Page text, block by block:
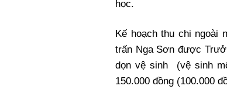
học.
Kế hoạch thu chi ngoài
trấn Nga Sơn được
dọn vệ sinh (vệ sinh
150.000 đồng (100.000